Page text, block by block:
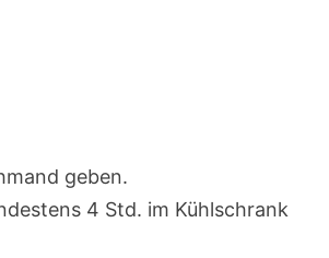
geben.
4 Std. im Kühlschrank